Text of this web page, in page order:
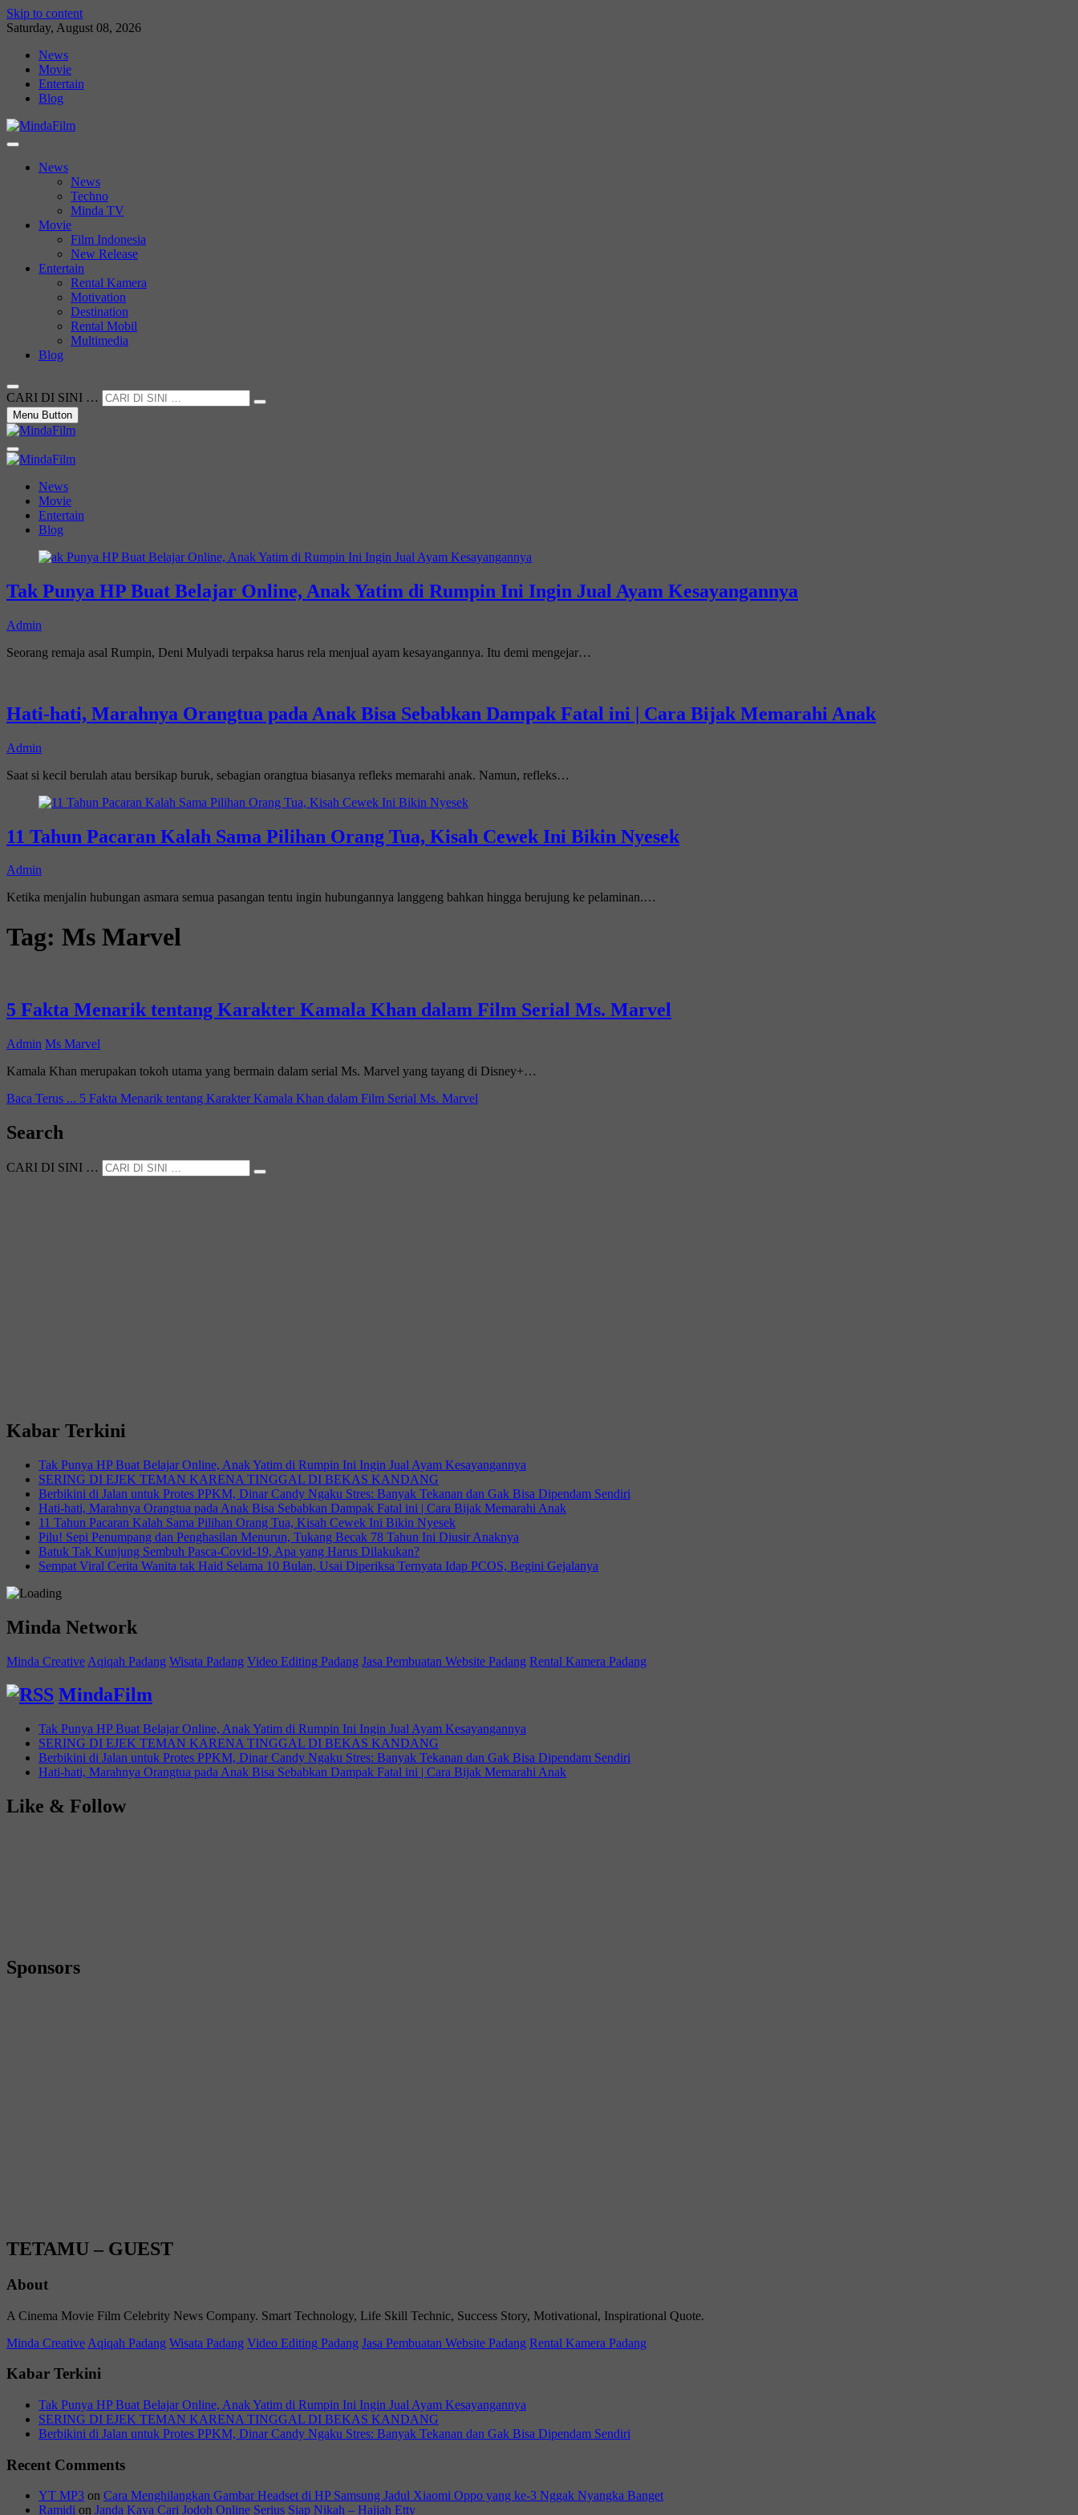
Skip to content
Saturday, August 08, 2026
News
Movie
Entertain
Blog
News
News
Techno
Minda TV
Movie
Film Indonesia
New Release
Entertain
Rental Kamera
Motivation
Destination
Rental Mobil
Multimedia
Blog
CARI DI SINI …
Menu Button
MindaFilm
Not Just a Movie
News
Movie
Entertain
Blog
Tak Punya HP Buat Belajar Online, Anak Yatim di Rumpin Ini Ingin Jual Ayam Kesayangannya
Admin
Seorang remaja asal Rumpin, Deni Mulyadi terpaksa harus rela menjual ayam kesayangannya. Itu demi mengejar…
Hati-hati, Marahnya Orangtua pada Anak Bisa Sebabkan Dampak Fatal ini | Cara Bijak Memarahi Anak
Admin
Saat si kecil berulah atau bersikap buruk, sebagian orangtua biasanya refleks memarahi anak. Namun, refleks…
11 Tahun Pacaran Kalah Sama Pilihan Orang Tua, Kisah Cewek Ini Bikin Nyesek
Admin
Ketika menjalin hubungan asmara semua pasangan tentu ingin hubungannya langgeng bahkan hingga berujung ke pelaminan.…
Tag: Ms Marvel
5 Fakta Menarik tentang Karakter Kamala Khan dalam Film Serial Ms. Marvel
Admin Ms Marvel
Kamala Khan merupakan tokoh utama yang bermain dalam serial Ms. Marvel yang tayang di Disney+…
Baca Terus ... 5 Fakta Menarik tentang Karakter Kamala Khan dalam Film Serial Ms. Marvel
Search
CARI DI SINI …
Kabar Terkini
Tak Punya HP Buat Belajar Online, Anak Yatim di Rumpin Ini Ingin Jual Ayam Kesayangannya
SERING DI EJEK TEMAN KARENA TINGGAL DI BEKAS KANDANG
Berbikini di Jalan untuk Protes PPKM, Dinar Candy Ngaku Stres: Banyak Tekanan dan Gak Bisa Dipendam Sendiri
Hati-hati, Marahnya Orangtua pada Anak Bisa Sebabkan Dampak Fatal ini | Cara Bijak Memarahi Anak
11 Tahun Pacaran Kalah Sama Pilihan Orang Tua, Kisah Cewek Ini Bikin Nyesek
Pilu! Sepi Penumpang dan Penghasilan Menurun, Tukang Becak 78 Tahun Ini Diusir Anaknya
Batuk Tak Kunjung Sembuh Pasca-Covid-19, Apa yang Harus Dilakukan?
Sempat Viral Cerita Wanita tak Haid Selama 10 Bulan, Usai Diperiksa Ternyata Idap PCOS, Begini Gejalanya
Minda Network
Minda Creative Aqiqah Padang Wisata Padang Video Editing Padang Jasa Pembuatan Website Padang Rental Kamera Padang
MindaFilm
Tak Punya HP Buat Belajar Online, Anak Yatim di Rumpin Ini Ingin Jual Ayam Kesayangannya
SERING DI EJEK TEMAN KARENA TINGGAL DI BEKAS KANDANG
Berbikini di Jalan untuk Protes PPKM, Dinar Candy Ngaku Stres: Banyak Tekanan dan Gak Bisa Dipendam Sendiri
Hati-hati, Marahnya Orangtua pada Anak Bisa Sebabkan Dampak Fatal ini | Cara Bijak Memarahi Anak
Like & Follow
Sponsors
TETAMU – GUEST
About
A Cinema Movie Film Celebrity News Company. Smart Technology, Life Skill Technic, Success Story, Motivational, Inspirational Quote.
Minda Creative Aqiqah Padang Wisata Padang Video Editing Padang Jasa Pembuatan Website Padang Rental Kamera Padang
Kabar Terkini
Tak Punya HP Buat Belajar Online, Anak Yatim di Rumpin Ini Ingin Jual Ayam Kesayangannya
SERING DI EJEK TEMAN KARENA TINGGAL DI BEKAS KANDANG
Berbikini di Jalan untuk Protes PPKM, Dinar Candy Ngaku Stres: Banyak Tekanan dan Gak Bisa Dipendam Sendiri
Recent Comments
YT MP3 on Cara Menghilangkan Gambar Headset di HP Samsung Jadul Xiaomi Oppo yang ke-3 Nggak Nyangka Banget
Ramidi on Janda Kaya Cari Jodoh Online Serius Siap Nikah – Hajjah Etty